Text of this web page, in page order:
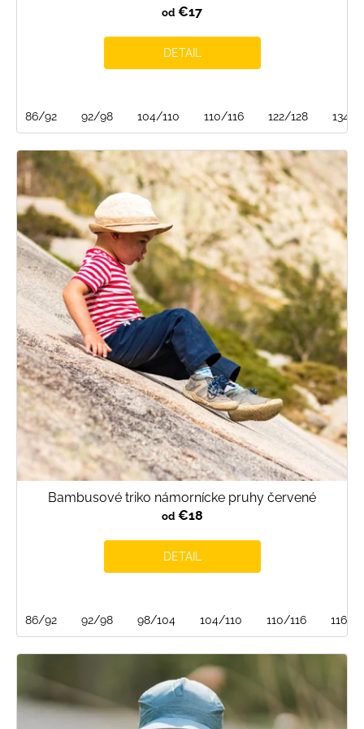
od €17
DETAIL
86/92 92/98 104/110 110/116 122/128 134/
Bambusové triko námornícke pruhy červené
od€18
DETAIL
86/92 92/98 98/104 104/110 110/116 116/